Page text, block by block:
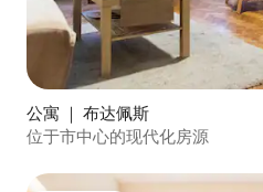
公寓 ｜ 布达佩斯
位于市中心的现代化房源